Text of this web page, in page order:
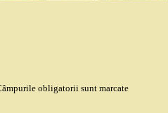
obligatorii sunt marcate